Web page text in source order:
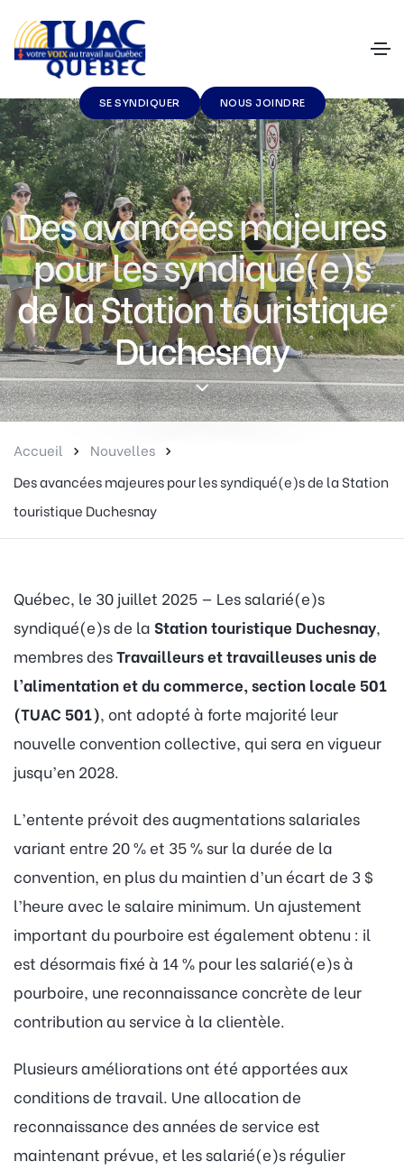
SE SYNDIQUER NOUS JOINDRE
Des avancées majeures
pour les syndiqué(e)s
de la Station touristique
Duchesnay
Accueil
Nouvelles
Des avancées majeures pour les syndiqué(e)s de la Station
touristique Duchesnay
Québec, le 30 juillet 2025 — Les salarié(e)s
syndiqué(e)s de la Station touristique Duchesnay,
membres desTravailleurs et travailleuses unis de
l’alimentation et du commerce, section locale 501
(TUAC 501), ont adopté à forte majorité leur
nouvelle convention collective, qui sera en vigueur
jusqu’en 2028.
L’entente prévoit des augmentations salariales
variant entre 20 % et 35 % sur la durée de la
convention, en plus du maintien d’un écart de 3 $
l’heure avec le salaire minimum. Un ajustement
important du pourboire est également obtenu : il
est désormais fixé à 14 % pour les salarié(e)s à
pourboire, une reconnaissance concrète de leur
contribution au service à la clientèle.
Plusieurs améliorations ont été apportées aux
conditions de travail. Une allocation de
reconnaissance des années de service est
maintenant prévue, et les salarié(e)s régulier